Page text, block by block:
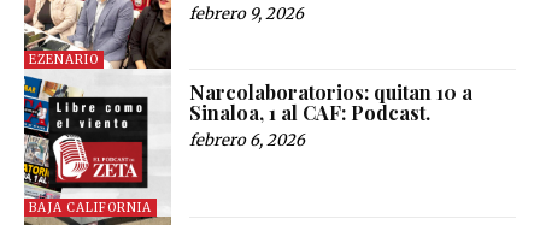
EZENARIO
febrero 9, 2026
BAJA CALIFORNIA
Narcolaboratorios: quitan 10 a
Sinaloa, 1 al CAF: Podcast.
febrero 6, 2026